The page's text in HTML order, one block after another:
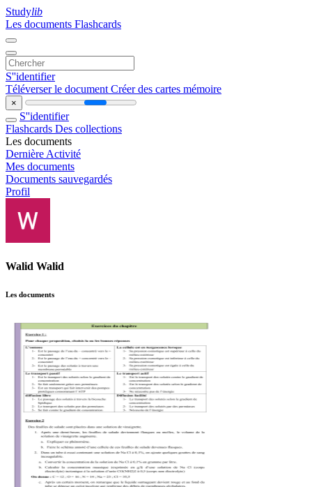
Studylib
Les documents Flashcards
S''identifier
Téléverser le document Créer des cartes mémoire
×
S''identifier
Flashcards Des collections
Les documents
Dernière Activité
Mes documents
Documents sauvegardés
Profil
Walid Walid
Les documents